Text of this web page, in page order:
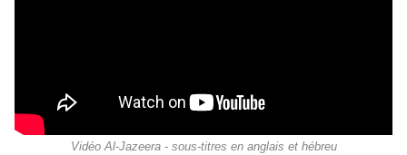
Vidéo Al-Jazeera - sous-titres en anglais et hébreu